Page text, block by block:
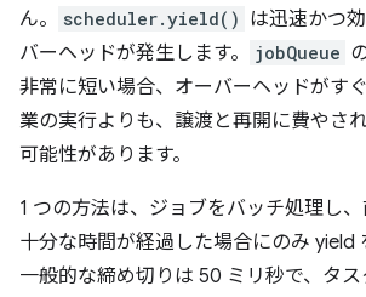
ん。
scheduler.yield() は迅速かつ
バーヘッドが発生します。
jobQueue
非常に短い場合、オーバーヘッドがす
業の実行よりも、譲渡と再開に費やさ
可能性があります。
1 つの方法は、ジョブをバッチ処理し
十分な時間が経過した場合にのみ yield
一般的な締め切りは 50 ミリ秒で、タ